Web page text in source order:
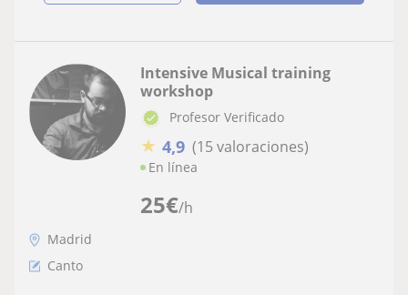
25€/h
Intensive Musical training
workshop
Profesor Verificado
★ 4,9 (15 valoraciones)
En línea
Madrid
Canto